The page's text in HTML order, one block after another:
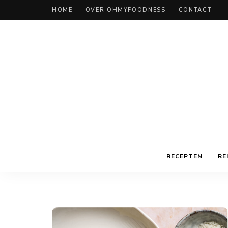
HOME OVER OHMYFOODNESS CONTACT
RECEPTEN